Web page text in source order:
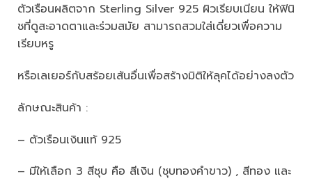
ตัวเรือนผลิตจาก Sterling Silver 925 ผิวเรียบเนียน ให้ฟินิ
ชที่ดูสะอาดตาและร่วมสมัย สามารถสวมใส่เดี่ยวเพื่อความ
เรียบหรู
หรือเลเยอร์กับสร้อยเส้นอื่นเพื่อสร้างมิติให้ลุคได้อย่างลงตัว
ลักษณะสินค้า :
– ตัวเรือนเงินแท้ 925
– มีให้เลือก 3 สีชุบ คือ สีเงิน (ชุบทองคำขาว) , สีทอง และ